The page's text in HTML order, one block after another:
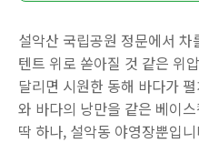
설악산 국립공원 정문에서
텐트 위로 쏟아질 것 같은 위
달리면 시원한 동해 바다가
와 바다의 낭만을 같은 베이
딱 하나, 설악동 야영장뿐입